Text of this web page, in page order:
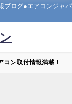
ブログ●エアコンジャパ
コン取付情報満載！